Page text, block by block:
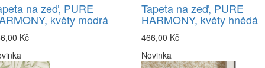
na zeď, PURE
květy modrá
Kč
Tapeta na zeď, PURE
HARMONY, květy hnědá
466,00 Kč
Novinka